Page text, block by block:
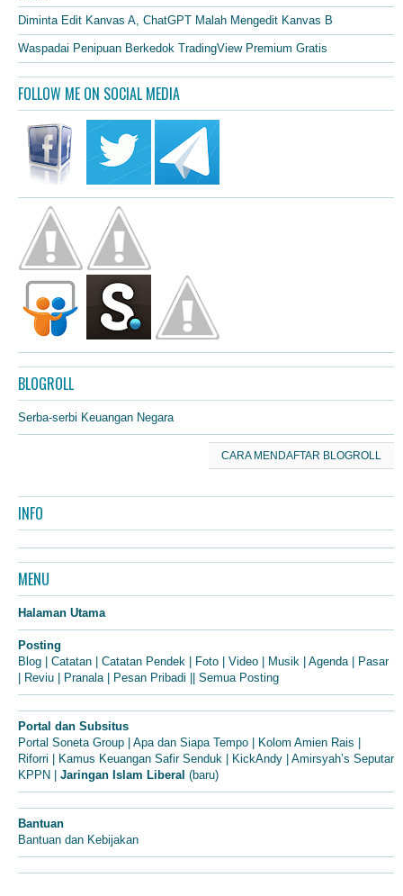
Diminta Edit Kanvas A, ChatGPT Malah Mengedit Kanvas B
Waspadai Penipuan Berkedok TradingView Premium Gratis
FOLLOW ME ON SOCIAL MEDIA
BLOGROLL
Serba-serbi Keuangan Negara
CARA MENDAFTAR BLOGROLL
INFO
MENU
Halaman Utama
Posting
Blog
Catatan Catatan Pendek Foto Video Musik Agenda|
Pasar
Reviu Pranala| Pesan Pribadi Semua Posting
Portal dan Subsitus
Portal Soneta Group
Apa dan Siapa Tempo Kolom Amien Rais
Riforri
Kamus Keuangan Safir Senduk KickAndy
Amirsyah’s Seputar
KPPN
Jaringan Islam Liberal (baru)
Bantuan
Bantuan dan Kebijakan